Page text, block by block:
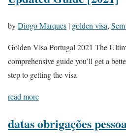
byDiogo Marques | golden visa,
Golden Visa Portugal 2021 The
comprehensive guide you’ll get a
step to getting the visa
read more
datas obrigações